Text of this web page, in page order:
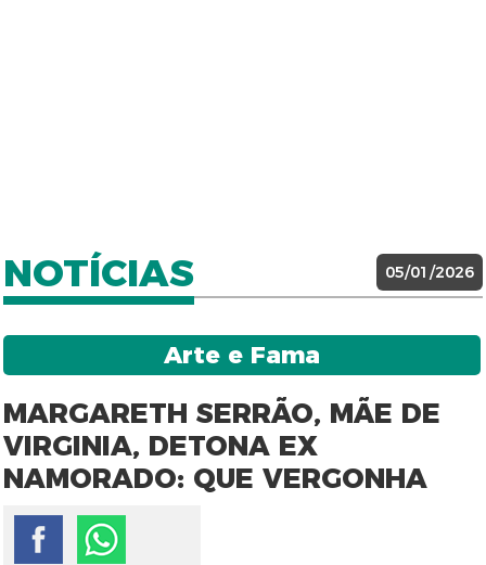
NOTÍCIAS 05/01/2026
Arte e Fama
MARGARETH SERRÃO, MÃE DE
VIRGINIA, DETONA EX
NAMORADO: QUE VERGONHA